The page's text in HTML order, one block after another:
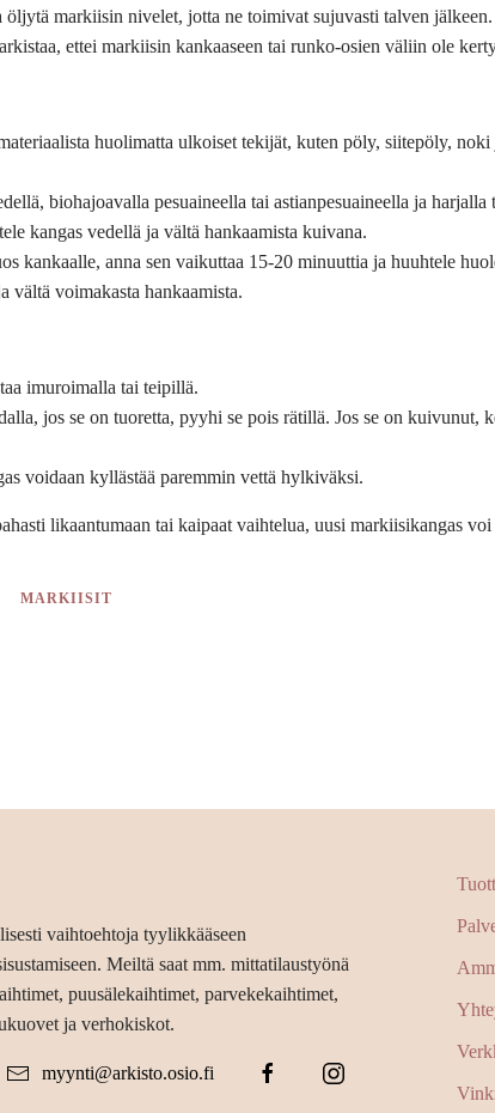
öljytä markiisin nivelet, jotta ne toimivat sujuvasti talven jälkeen.
ettei markiisin kankaaseen tai runko-osien väliin ole
huolimatta ulkoiset tekijät, kuten pöly, siitepöly,
biohajoavalla pesuaineella tai astianpesuaineella ja harjalla
kangas vedellä ja vältä hankaamista kuivana.
kankaalle, anna sen vaikuttaa 15-20 minuuttia ja huuhtele
vältä voimakasta hankaamista.
imuroimalla tai teipillä.
jos se on tuoretta, pyyhi se pois rätillä. Jos se on kuivunut,
voidaan kyllästää paremmin vettä hylkiväksi.
likaantumaan tai kaipaat vaihtelua, uusi markiisikangas
MARKIISIT
vaihtoehtoja tyylikkääseen
Meiltä saat mm. mittatilaustyönä
puusälekaihtimet, parvekekaihtimet,
ja verhokiskot.
myynti@arkisto.osio.fi